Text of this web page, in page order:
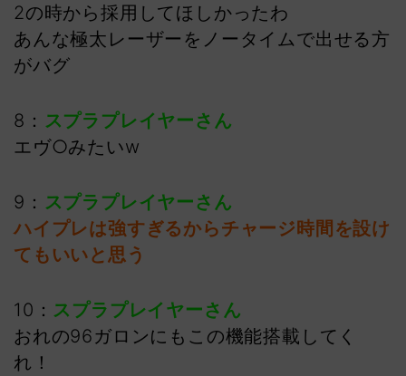
2の時から採用してほしかったわ
あんな極太レーザーをノータイムで出せる方
がバグ
8： スプラプレイヤーさん
エヴ○みたいw
9： スプラプレイヤーさん
ハイプレは強すぎるからチャージ時間を設け
てもいいと思う
10： スプラプレイヤーさん
おれの96ガロンにもこの機能搭載してく
れ！